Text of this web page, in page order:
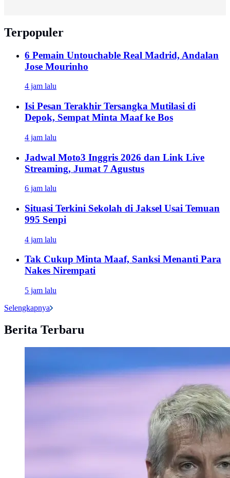
Terpopuler
6 Pemain Untouchable Real Madrid, Andalan
Jose Mourinho
4 jam lalu
Isi Pesan Terakhir Tersangka Mutilasi di
Depok, Sempat Minta Maaf ke Bos
4 jam lalu
Jadwal Moto3 Inggris 2026 dan Link Live
Streaming, Jumat 7 Agustus
6 jam lalu
Situasi Terkini Sekolah di Jaksel Usai Temuan
995 Senpi
4 jam lalu
Tak Cukup Minta Maaf, Sanksi Menanti Para
Nakes Nirempati
5 jam lalu
Selengkapnya
Berita Terbaru